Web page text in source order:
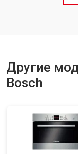
Другие
Bosch